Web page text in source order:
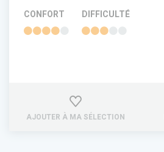
CONFORT
DIFFICULTÉ
AJOUTER À MA SÉLECTION